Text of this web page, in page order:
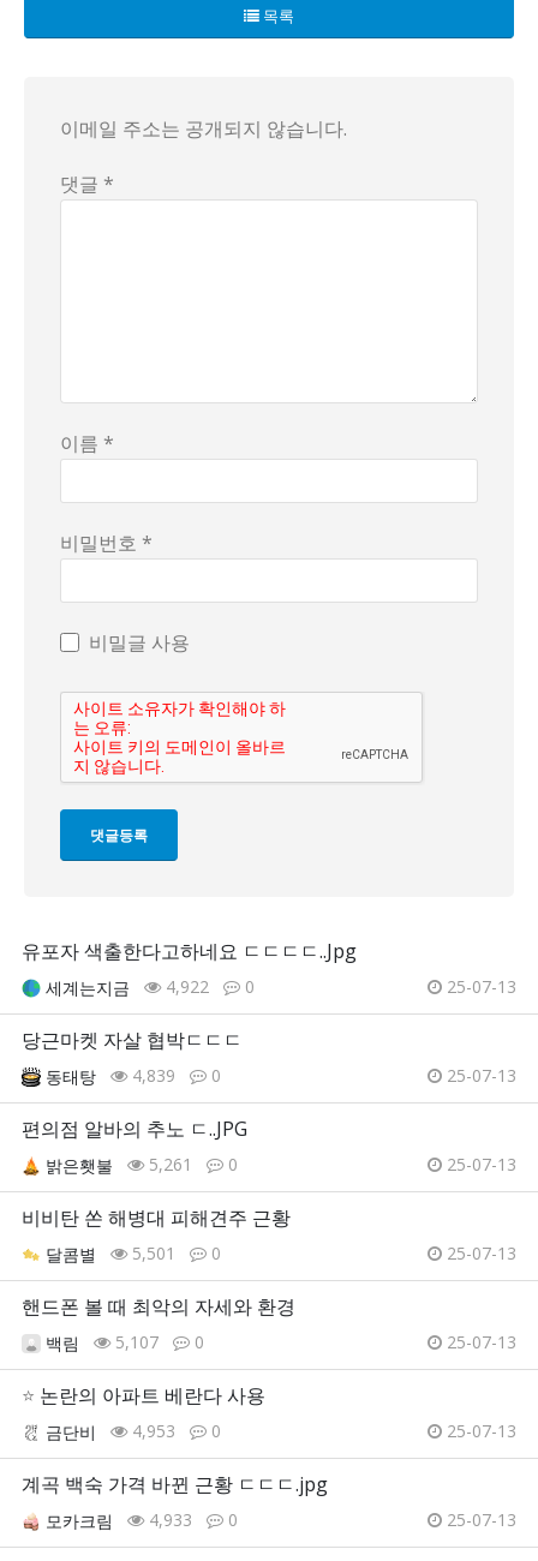
목록
이메일 주소는 공개되지 않습니다.
댓글 *
이름 *
비밀번호 *
비밀글 사용
유포자 색출한다고하네요 ㄷㄷㄷㄷ..Jpg
세계는지금 4,922 0 25-07-13
당근마켓 자살 협박ㄷㄷㄷ
동태탕 4,839 0 25-07-13
편의점 알바의 추노 ㄷ..JPG
밝은횃불 5,261 0 25-07-13
비비탄 쏜 해병대 피해견주 근황
달콤별 5,501 0 25-07-13
핸드폰 볼 때 최악의 자세와 환경
백림 5,107 0 25-07-13
⭐ 논란의 아파트 베란다 사용
금단비 4,953 0 25-07-13
계곡 백숙 가격 바뀐 근황 ㄷㄷㄷ.jpg
모카크림 4,933 0 25-07-13